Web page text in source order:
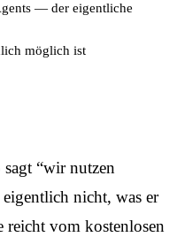
— der eigentliche
möglich ist
“wir nutzen
nicht, was er
reicht vom kostenlosen